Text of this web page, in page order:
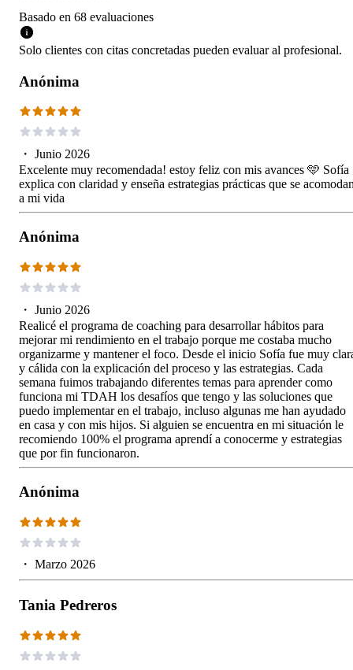
Basado en 68 evaluaciones
Solo clientes con citas concretadas pueden evaluar al profesional.
Anónima
・ Junio 2026
Excelente muy recomendada! estoy feliz con mis avances 🩵 Sofía
explica con claridad y enseña estrategias prácticas que se
a mi vida
Anónima
・ Junio 2026
Realicé el programa de coaching para desarrollar hábitos para
mejorar mi rendimiento en el trabajo porque me costaba mucho
organizarme y mantener el foco. Desde el inicio Sofía fue muy
y cálida con la explicación del proceso y las estrategias. Cada
semana fuimos trabajando diferentes temas para aprender como
funciona mi TDAH los desafíos que tengo y las soluciones que
puedo implementar en el trabajo, incluso algunas me han ayudado
en casa y con mis hijos. Si alguien se encuentra en mi situación le
recomiendo 100% el programa aprendí a conocerme y estrategias
que por fin funcionaron.
Anónima
・ Marzo 2026
Tania Pedreros